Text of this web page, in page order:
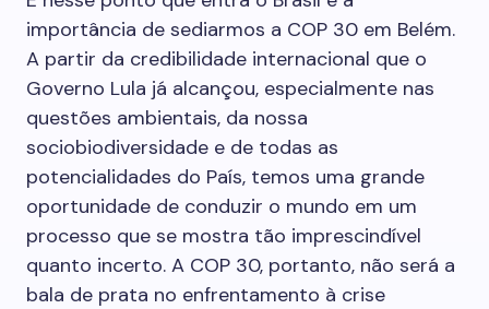
importância de sediarmos a COP 30 em Belém.
A partir da credibilidade internacional que o
Governo Lula já alcançou, especialmente nas
questões ambientais, da nossa
sociobiodiversidade e de todas as
potencialidades do País, temos uma grande
oportunidade de conduzir o mundo em um
processo que se mostra tão imprescindível
quanto incerto. A COP 30, portanto, não será a
bala de prata no enfrentamento à crise